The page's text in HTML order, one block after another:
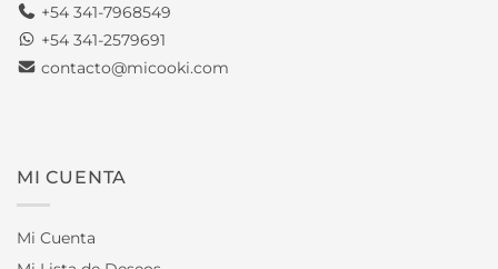
+54 341-7968549
+54 341-2579691
contacto@micooki.com
MI CUENTA
Mi Cuenta